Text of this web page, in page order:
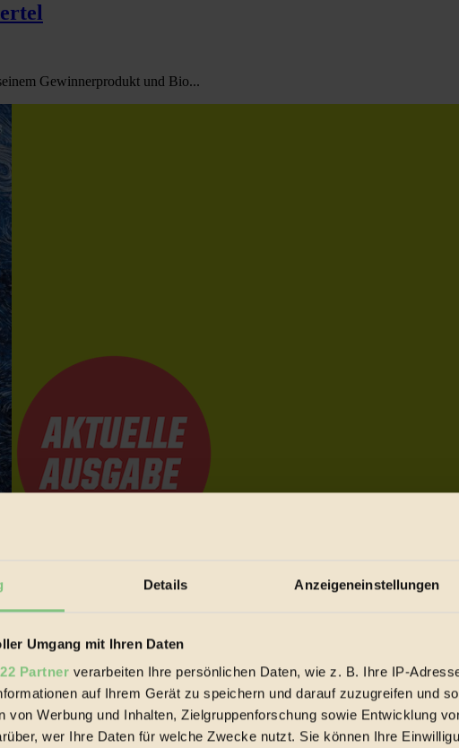
Details Anzeigeneinstellungen
Umgang mit Ihren Daten
Partner verarbeiten Ihre persönlichen Daten, wie z. B. Ihre IP-
auf Ihrem Gerät zu speichern und darauf zuzugreifen und
von Werbung und Inhalten, Zielgruppenforschung sowie Entwicklung
wer Ihre Daten für welche Zwecke nutzt. Sie können Ihre
Gewinnerprodukt und Bio...
seine Bewegungen festzuhalten.
vorbeischauen.
inziwschen oft zu Hause.
voll wieder zu dir zurückkommen.